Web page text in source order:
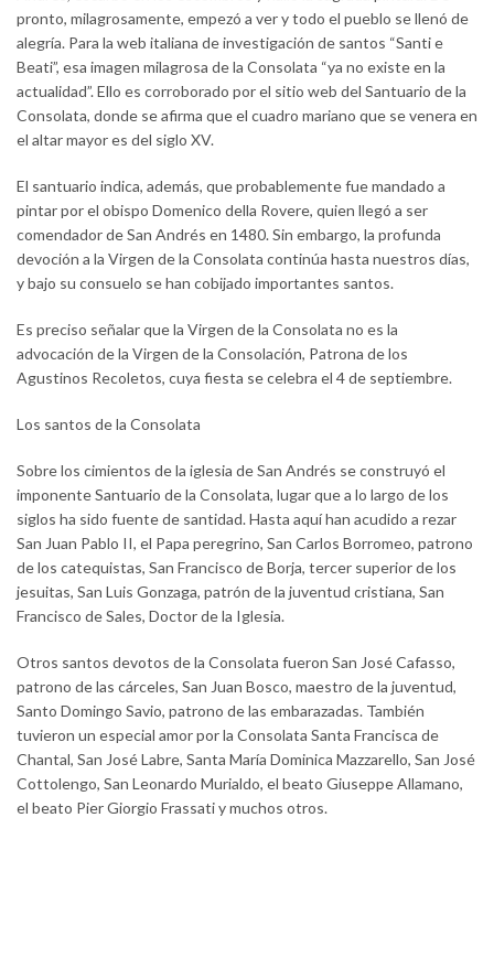
pronto, milagrosamente, empezó a ver y todo el pueblo se llenó de
alegría. Para la web italiana de investigación de santos “Santi e
Beati”, esa imagen milagrosa de la Consolata “ya no existe en la
actualidad”. Ello es corroborado por el sitio web del Santuario de la
Consolata, donde se afirma que el cuadro mariano que se venera en
el altar mayor es del siglo XV.
El santuario indica, además, que probablemente fue mandado a
pintar por el obispo Domenico della Rovere, quien llegó a ser
comendador de San Andrés en 1480. Sin embargo, la profunda
devoción a la Virgen de la Consolata continúa hasta nuestros días,
y bajo su consuelo se han cobijado importantes santos.
Es preciso señalar que la Virgen de la Consolata no es la
advocación de la Virgen de la Consolación, Patrona de los
Agustinos Recoletos, cuya fiesta se celebra el 4 de septiembre.
Los santos de la Consolata
Sobre los cimientos de la iglesia de San Andrés se construyó el
imponente Santuario de la Consolata, lugar que a lo largo de los
siglos ha sido fuente de santidad. Hasta aquí han acudido a rezar
San Juan Pablo II, el Papa peregrino, San Carlos Borromeo, patrono
de los catequistas, San Francisco de Borja, tercer superior de los
jesuitas, San Luis Gonzaga, patrón de la juventud cristiana, San
Francisco de Sales, Doctor de la Iglesia.
Otros santos devotos de la Consolata fueron San José Cafasso,
patrono de las cárceles, San Juan Bosco, maestro de la juventud,
Santo Domingo Savio, patrono de las embarazadas. También
tuvieron un especial amor por la Consolata Santa Francisca de
Chantal, San José Labre, Santa María Dominica Mazzarello, San José
Cottolengo, San Leonardo Murialdo, el beato Giuseppe Allamano,
el beato Pier Giorgio Frassati y muchos otros.